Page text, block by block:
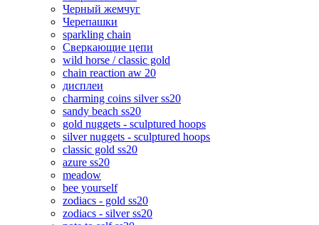
Черный жемчуг
Черепашки
sparkling chain
Сверкающие цепи
wild horse / classic gold
chain reaction aw 20
дисплеи
charming coins silver ss20
sandy beach ss20
gold nuggets - sculptured hoops
silver nuggets - sculptured hoops
classic gold ss20
azure ss20
meadow
bee yourself
zodiacs - gold ss20
zodiacs - silver ss20